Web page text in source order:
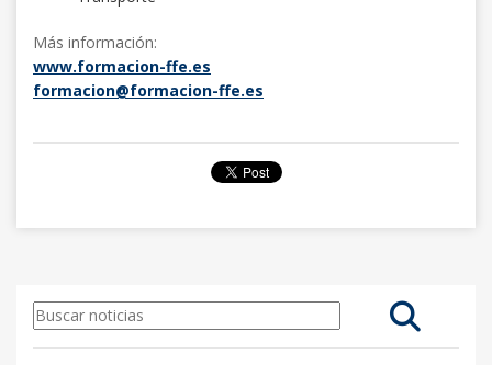
Más información:
www.formacion-ffe.es
formacion@formacion-ffe.es